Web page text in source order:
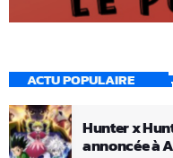
ACTU POPULAIRE
Hunter x
annoncée à